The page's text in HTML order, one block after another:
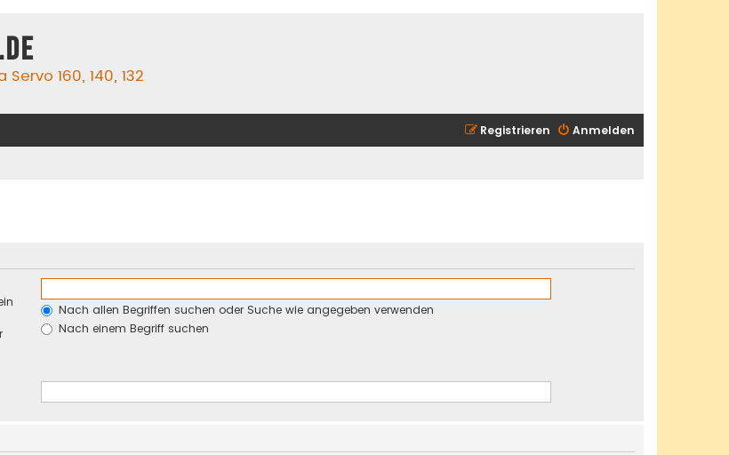
160, 140, 132
Anmelden
Registrieren
Nach allen Begriffen suchen oder Suche wie angegeben verwenden
Nach einem Begriff suchen